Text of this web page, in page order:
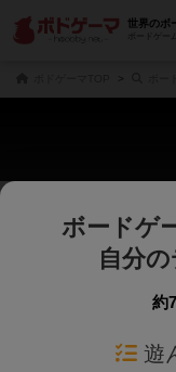
世界のボ
ボードゲー
じっく
商品名、商品説明
対象年齢を指定しま
ボードゲ
自分
約
遊